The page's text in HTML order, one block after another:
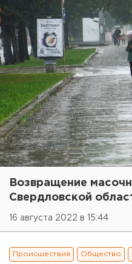
Возвращение
Свердловской
16 августа 2022 в 15:44
Происшествия Общество